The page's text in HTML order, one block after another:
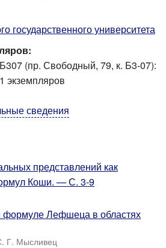
государственного университета
(пр. Свободный, 79, к. Б3-07):
экземпляров
сведения
представлений как
Коши. — С. 3-9
Лефшеца в областях
Г. Мысливец